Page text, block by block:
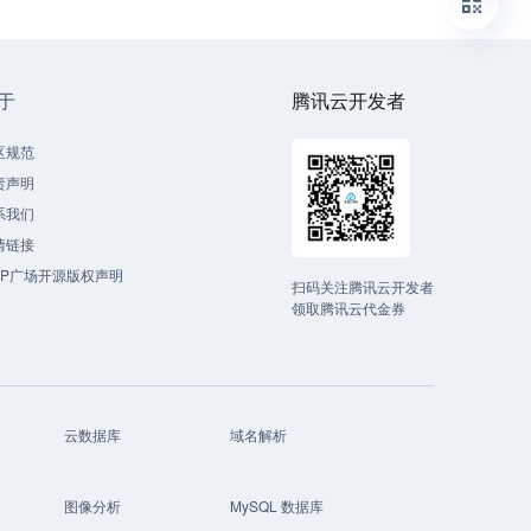
规范
声明
我们
链接
广场开源版权声明
腾讯云开发者
扫码关注腾讯云开发者
领取腾讯云代金券
云数据库 域名解析
图像分析 MySQL 数据库